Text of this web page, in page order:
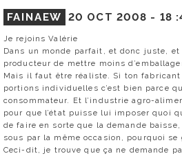
FAINAEW 20 OCT 2008 - 18
Je rejoins Valérie
Dans un monde parfait, et donc juste,
producteur de mettre moins
Mais il faut être réaliste. Si ton
portions individuelles c’est bien parce
consommateur. Et l’industrie agro-
pour que l’état puisse lui imposer quoi
de faire en sorte que la demande
sous par la même occasion, pourquoi se
Ceci-dit, je trouve que ça ne demande